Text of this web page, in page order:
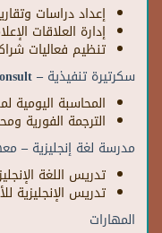
إعداد دراسات
إدارة العلاقات
تنظيم فعاليات
سكرتيرة تنفيذية – Dorsch Consult
المحاسبة اليومية
الترجمة الفورية
مدرسة لغة إنجليزية –
تدريس اللغة
تدريس الإنجليزية
المهارات